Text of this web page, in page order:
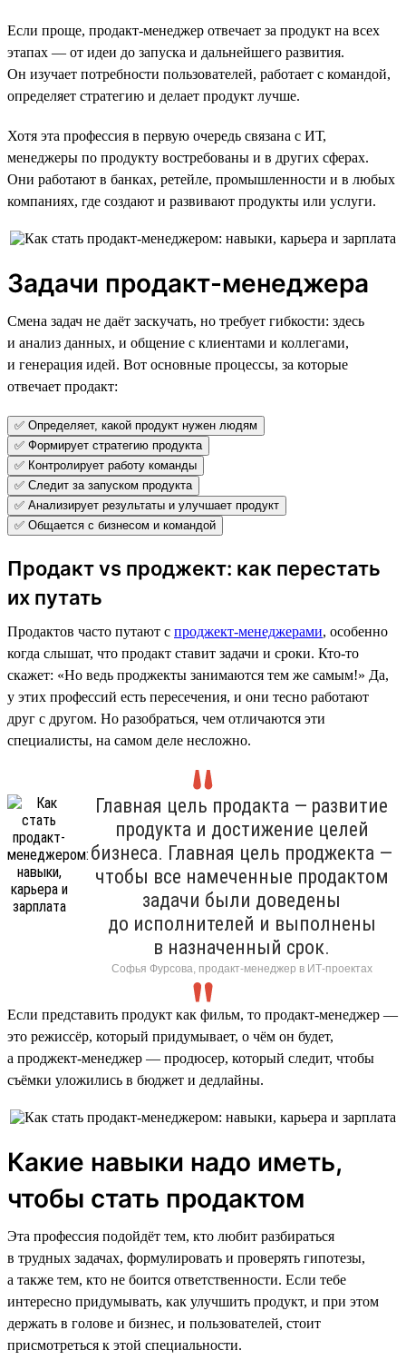
Если проще, продакт-менеджер отвечает за продукт на всех
этапах — от идеи до запуска и дальнейшего развития.
Он изучает потребности пользователей, работает с командой,
определяет стратегию и делает продукт лучше.
Хотя эта профессия в первую очередь связана с ИТ,
менеджеры по продукту востребованы и в других сферах.
Они работают в банках, ретейле, промышленности и в любых
компаниях, где создают и развивают продукты или услуги.
Задачи продакт-менеджера
Смена задач не даёт заскучать, но требует гибкости: здесь
и анализ данных, и общение с клиентами и коллегами,
и генерация идей. Вот основные процессы, за которые
отвечает продакт:
✅ Определяет, какой продукт нужен людям
✅ Формирует стратегию продукта
✅ Контролирует работу команды
✅ Следит за запуском продукта
✅ Анализирует результаты и улучшает продукт
✅ Общается с бизнесом и командой
Продакт vs проджект: как перестать
их путать
Продактов часто путают с проджект-менеджерами, особенно
когда слышат, что продакт ставит задачи и сроки. Кто-то
скажет: «Но ведь проджекты занимаются тем же самым!» Да,
у этих профессий есть пересечения, и они тесно работают
друг с другом. Но разобраться, чем отличаются эти
специалисты, на самом деле несложно.
Главная цель продакта — развитие
продукта и достижение целей
бизнеса. Главная цель проджекта —
чтобы все намеченные продактом
задачи были доведены
до исполнителей и выполнены
в назначенный срок.
Софья Фурсова, продакт-менеджер в ИТ-проектах
Если представить продукт как фильм, то продакт-менеджер —
это режиссёр, который придумывает, о чём он будет,
а проджект-менеджер — продюсер, который следит, чтобы
съёмки уложились в бюджет и дедлайны.
Какие навыки надо иметь,
чтобы стать продактом
Эта профессия подойдёт тем, кто любит разбираться
в трудных задачах, формулировать и проверять гипотезы,
а также тем, кто не боится ответственности. Если тебе
интересно придумывать, как улучшить продукт, и при этом
держать в голове и бизнес, и пользователей, стоит
присмотреться к этой специальности.